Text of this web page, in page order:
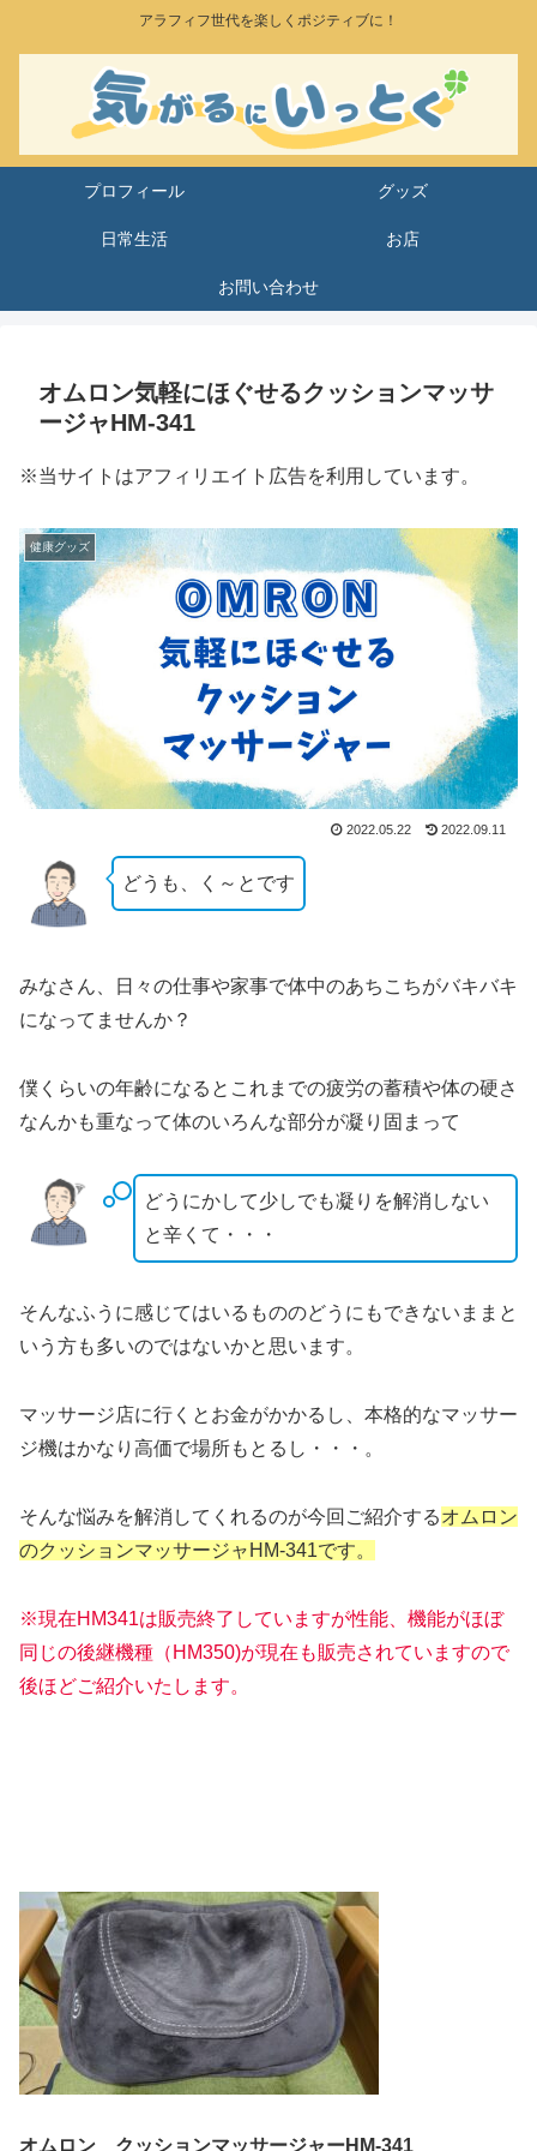
アラフィフ世代を楽しくポジティブに！
プロフィール グッズ
日常生活 お店
お問い合わせ
オムロン気軽にほぐせるクッションマッサ
ージャHM-341
※当サイトはアフィリエイト広告を利用しています。
健康グッズ
2022.05.22 2022.09.11
どうも、く～とです
みなさん、日々の仕事や家事で体中のあちこちがバキバキ
になってませんか？
僕くらいの年齢になるとこれまでの疲労の蓄積や体の硬さ
なんかも重なって体のいろんな部分が凝り固まって
どうにかして少しでも凝りを解消しない
と辛くて・・・
そんなふうに感じてはいるもののどうにもできないままと
いう方も多いのではないかと思います。
マッサージ店に行くとお金がかかるし、本格的なマッサー
ジ機はかなり高価で場所もとるし・・・。
そんな悩みを解消してくれるのが今回ご紹介するオムロン
のクッションマッサージャHM-341です。
※現在HM341は販売終了していますが性能、機能がほぼ
同じの後継機種 （HM350)が現在も販売されていますので
後ほどご紹介いたします。
オムロン クッションマッサージャーHM-341